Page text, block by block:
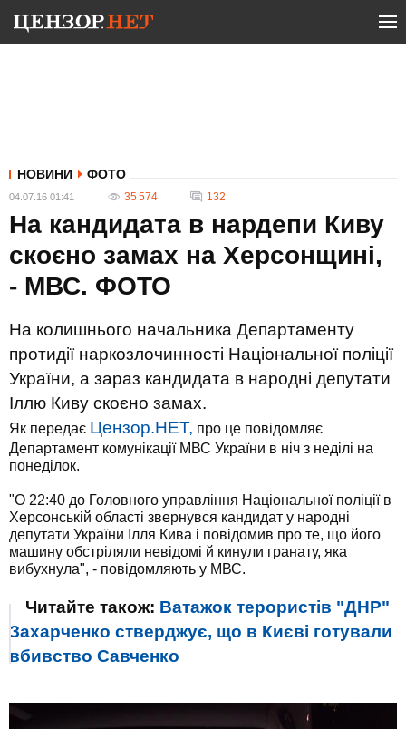
НОВИНИ ФОТО
04.07.16 01:41 35 574 132
На кандидата в нардепи Киву
скоєно замах на Херсонщині,
- МВС. ФОТО
На колишнього начальника Департаменту
протидії наркозлочинності Національної поліції
України, а зараз кандидата в народні депутати
Іллю Киву скоєно замах.
Як передає Цензор.НЕТ, про це повідомляє
Департамент комунікації МВС України в ніч з неділі на
понеділок.
"О 22:40 до Головного управління Національної поліції в
Херсонській області звернувся кандидат у народні
депутати України Ілля Кива і повідомив про те, що його
машину обстріляли невідомі й кинули гранату, яка
вибухнула", - повідомляють у МВС.
Читайте також: Ватажок терористів "ДНР"
Захарченко стверджує, що в Києві готували
вбивство Савченко